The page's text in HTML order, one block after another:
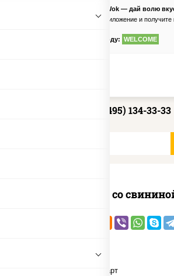
PizzaSushiWok — дай волю
Скачайте приложение и получите
по промокоду: WELCOME
+7 (495) 134-33-33
Удон со